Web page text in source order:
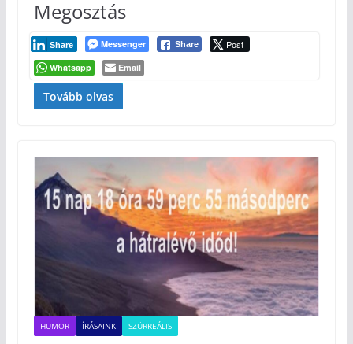
Megosztás
Messenger Share Post
Share
Whatsapp Email
Tovább olvas
HUMOR ÍRÁSAINK SZÜRREÁLIS